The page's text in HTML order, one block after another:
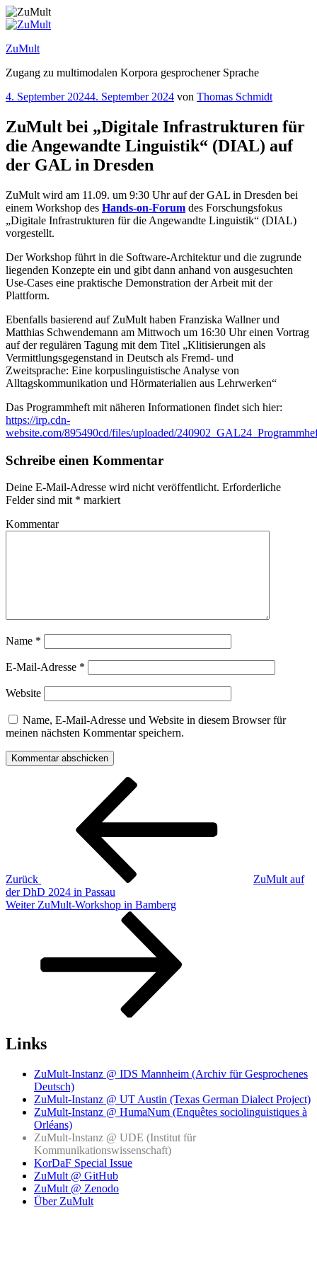
Zum
Inhalt
ZuMult
Zugang zu multimodalen Korpora gesprochener Sprache
Veröffentlicht
4. September 20244. September 2024 von Thomas Schmidt
ZuMult bei „Digitale Infrastrukturen für
die Angewandte Linguistik“ (DIAL) auf
der GAL in Dresden
ZuMult wird am 11.09. um 9:30 Uhr auf der GAL in Dresden bei
einem Workshop des Hands-on-Forum des Forschungsfokus
„Digitale Infrastrukturen für die Angewandte Linguistik“ (DIAL)
vorgestellt.
Der Workshop führt in die Software-Architektur und die zugrunde
liegenden Konzepte ein und gibt dann anhand von ausgesuchten
Use-Cases eine praktische Demonstration der Arbeit mit der
Plattform.
Ebenfalls basierend auf ZuMult haben Franziska Wallner und
Matthias Schwendemann am Mittwoch um 16:30 Uhr einen Vortrag
auf der regulären Tagung mit dem Titel „Klitisierungen als
Vermittlungsgegenstand in Deutsch als Fremd- und
Zweitsprache: Eine korpuslinguistische Analyse von
Alltagskommunikation und Hörmaterialien aus Lehrwerken“
Das Programmheft mit näheren Informationen findet sich hier:
https://irp.cdn-
website.com/895490cd/files/uploaded/
Schreibe einen Kommentar
Deine E-Mail-Adresse wird nicht veröffentlicht. Erforderliche
Felder sind mit * markiert
Kommentar
Name *
E-Mail-Adresse *
Website
Name, E-Mail-Adresse und Website in diesem Browser für
meinen nächsten Kommentar speichern.
Beitragsnavigation
Zurück
ZuMult auf
der DhD 2024 in Passau
Nächster
Weiter ZuMult-Workshop in Bamberg
Links
ZuMult-Instanz @ IDS Mannheim (Archiv für Gesprochenes
Deutsch)
ZuMult-Instanz @ UT Austin (Texas German Dialect Project)
ZuMult-Instanz @ HumaNum (Enquêtes sociolinguistiques à
Orléans)
ZuMult-Instanz @ UDE (Institut für
Kommunikationswissenschaft)
KorDaF Special Issue
ZuMult @ GitHub
ZuMult @ Zenodo
Über ZuMult